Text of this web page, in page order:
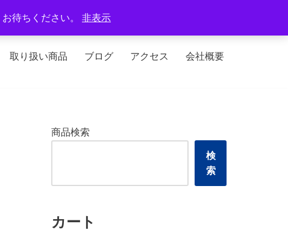
待ちください。 非表示
時 定休日：火曜日、水曜日
取り扱い商品 ブログ アクセス 会社概要
商品検索
検
索
カート